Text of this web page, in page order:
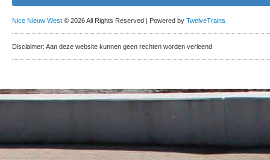
Nice Nieuw West © 2026 All Rights Reserved | Powered by TwelveTrains
Disclaimer: Aan deze website kunnen geen rechten worden verleend